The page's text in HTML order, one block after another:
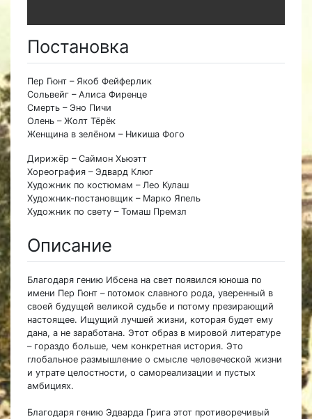
Постановка
Пер Гюнт – Якоб Фейферлик
Сольвейг – Алиса Фиренце
Смерть – Эно Пичи
Олень – Жолт Тёрёк
Женщина в зелёном – Никиша Фого
Дирижёр – Саймон Хьюэтт
Хореография – Эдвард Клюг
Художник по костюмам – Лео Кулаш
Художник-постановщик – Марко Япель
Художник по свету – Томаш Премзл
Описание
Благодаря гению Ибсена на свет появился юноша по
имени Пер Гюнт – потомок славного рода, уверенный в
своей будущей великой судьбе и потому презирающий
настоящее. Ищущий лучшей жизни, которая будет ему
дана, а не заработана. Этот образ в мировой литературе
– гораздо больше, чем конкретная история. Это
глобальное размышление о смысле человеческой жизни
и утрате целостности, о самореализации и пустых
амбициях.
Благодаря гению Эдварда Грига этот противоречивый